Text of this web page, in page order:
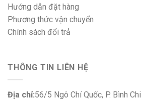
Hướng dẫn đặt hàng
Phương thức vận chuyển
Chính sách đổi trả
THÔNG TIN LIÊN HỆ
Địa chỉ:56/5 Ngô Chí Quốc, P. Bình